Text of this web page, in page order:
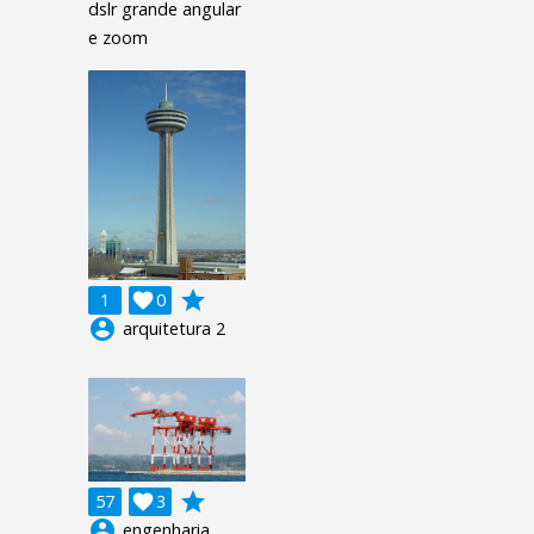
dslr grande angular
e zoom
1 0

grade
account_circle arquitetura 2
57 3

grade